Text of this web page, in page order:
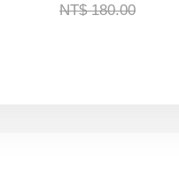
NT$ 180.00